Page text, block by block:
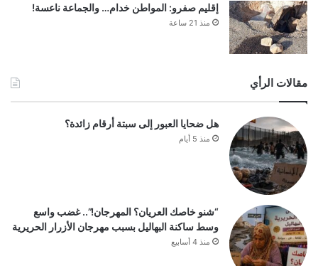
إقليم صفرو: المواطن خدام… والجماعة ناعسة!
منذ 21 ساعة
مقالات الرأي
هل ضحايا العبور إلى سبتة أرقام زائدة؟
منذ 5 أيام
“شنو خاصك العريان؟ المهرجان!”.. غضب واسع
وسط ساكنة البهاليل بسبب مهرجان الأزرار الحريرية
منذ 4 أسابيع